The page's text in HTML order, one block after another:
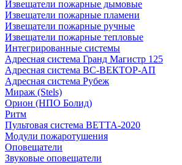
Извещатели пожарные дымовые
Извещатели пожарные пламени
Извещатели пожарные ручные
Извещатели пожарные тепловые
Интегрированные системы
Адресная система Гранд Магистр 125
Адресная система ВС-ВЕКТОР-АП
Адресная система Рубеж
Мираж (Stels)
Орион (НПО Болид)
Ритм
Пультовая система ВЕТТА-2020
Модули пожаротушения
Оповещатели
Звуковые оповещатели